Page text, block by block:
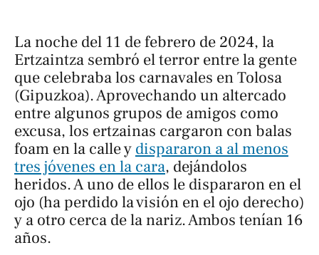
La noche del 11 de febrero de 2024, la
Ertzaintza sembró el terror entre la gente
que celebraba los carnavales en Tolosa
(Gipuzkoa). Aprovechando un altercado
entre algunos grupos de amigos como
excusa, los ertzainas cargaron con balas
foam en la calle y dispararon a al menos
tres jóvenes en la cara, dejándolos
heridos. A uno de ellos le dispararon en el
ojo (ha perdido la visión en el ojo derecho)
y a otro cerca de la nariz. Ambos tenían 16
años.